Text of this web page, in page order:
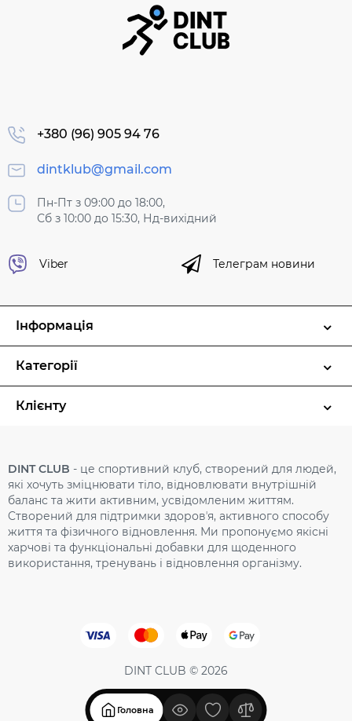
Головна
+380 (96) 905 94 76
dintklub@gmail.com
Пн-Пт з 09:00 до 18:00,
Сб з 10:00 до 15:30, Нд-вихідний
Viber Телеграм новини
Інформація
Категорії
Клієнту
DINT CLUB - це спортивний клуб, створений для людей,
які хочуть зміцнювати тіло, відновлювати внутрішній
баланс та жити активним, усвідомленим життям.
Cтворений для підтримки здоровʼя, активного способу
життя та фізичного відновлення. Ми пропонуємо якісні
харчові та функціональні добавки для щоденного
використання, тренувань і відновлення організму.
DINT CLUB © 2026